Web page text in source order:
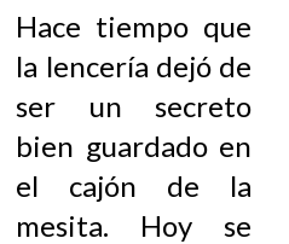
Hace tiempo que
la lencería dejó de
ser un secreto
bien guardado en
el cajón de la
mesita. Hoy se